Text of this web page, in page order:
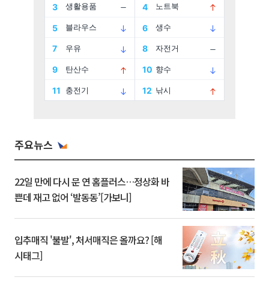
주요뉴스
22일 만에 다시 문 연 홈플러스…정상화 바
쁜데 재고 없어 ‘발동동’[가보니]
입추매직 '불발', 처서매직은 올까요? [해
시태그]